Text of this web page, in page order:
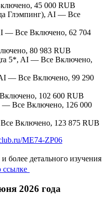
45 000 RUB
Глэмпинг), AI — Все
— Все Включено, 62 704
80 983 RUB
5*, AI — Все Включено,
— Все Включено, 99 290
102 600 RUB
— Все Включено, 126 000
Включено, 123 875 RUB
ME74-ZP06
более детального изучения
ссылке
2026 года